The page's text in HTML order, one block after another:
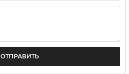
ОТПРАВИТЬ